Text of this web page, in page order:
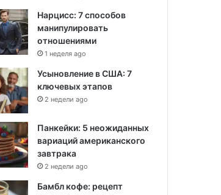
Нарцисс: 7 способов
манипулировать
отношениями
1 неделя ago
Усыновление в США: 7
ключевых этапов
2 недели ago
Панкейки: 5 неожиданных
вариаций американского
завтрака
2 недели ago
Бамбл кофе: рецепт